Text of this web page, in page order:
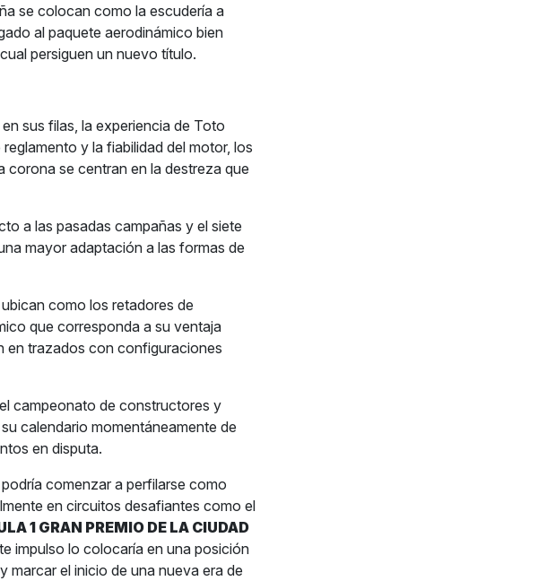
se colocan como la escudería a
al paquete aerodinámico bien
persiguen un nuevo título.
sus filas, la experiencia de Toto
y la fiabilidad del motor, los
corona se centran en la destreza que
a las pasadas campañas y el siete
mayor adaptación a las formas de
como los retadores de
que corresponda a su ventaja
en trazados con configuraciones
campeonato de constructores y
calendario momentáneamente de
en disputa.
comenzar a perfilarse como
en circuitos desafiantes como el
1 GRAN PREMIO DE LA CIUDAD
impulso lo colocaría en una posición
el inicio de una nueva era de